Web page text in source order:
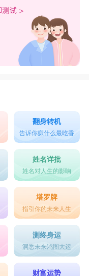
翻身转机
告诉你赚什么最吃香
姓名详批
姓名对人生的影响
塔罗牌
指引你的未来人生
测终身运
洞悉未来鸿图大运
财富运势